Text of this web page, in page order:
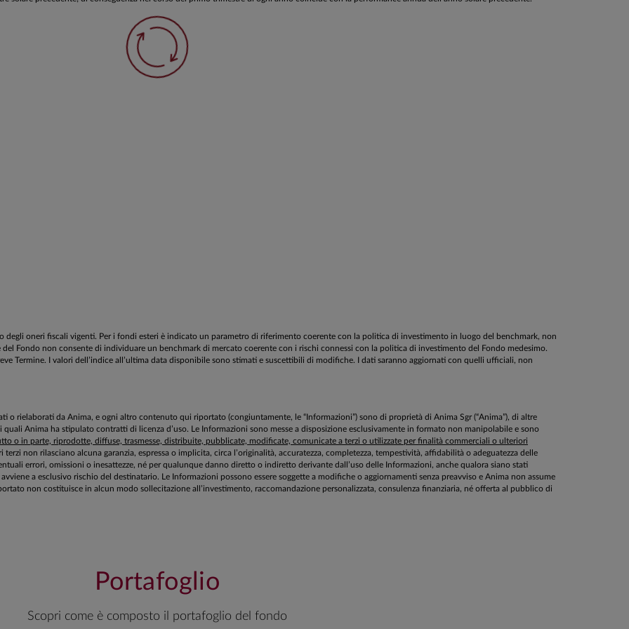
oneri fiscali vigenti. Per i fondi esteri è indicato un parametro di riferimento coerente con la politica di investimento in luogo del benchmark, non
Fondo non consente di individuare un benchmark di mercato coerente con i rischi connessi con la politica di investimento del Fondo medesimo.
Termine. I valori dell’indice all’ultima data disponibile sono stimati e suscettibili di modifiche. I dati saranno aggiornati con quelli ufficiali, non
o rielaborati da Anima, e ogni altro contenuto qui riportato (congiuntamente, le “Informazioni”) sono di proprietà di Anima Sgr (“Anima”), di altre
Anima ha stipulato contratti di licenza d’uso. Le Informazioni sono messe a disposizione esclusivamente in formato non manipolabile e sono
o in parte, riprodotte, diffuse, trasmesse, distribuite, pubblicate, modificate, comunicate a terzi o utilizzate per finalità commerciali o ulteriori
non rilasciano alcuna garanzia, espressa o implicita, circa l’originalità, accuratezza, completezza, tempestività, affidabilità o adeguatezza delle
errori, omissioni o inesattezze, né per qualunque danno diretto o indiretto derivante dall’uso delle Informazioni, anche qualora siano stati
a esclusivo rischio del destinatario. Le Informazioni possono essere soggette a modifiche o aggiornamenti senza preavviso e Anima non assume
non costituisce in alcun modo sollecitazione all’investimento, raccomandazione personalizzata, consulenza finanziaria, né offerta al pubblico di
Portafoglio
Scopri come è composto il portafoglio del fondo